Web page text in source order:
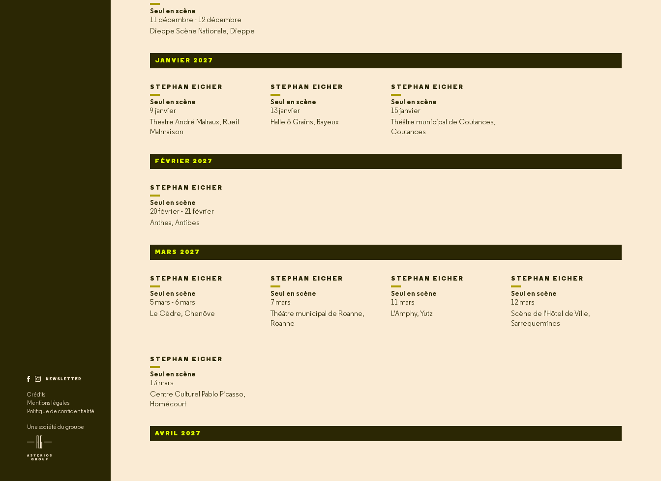
Seul en scène
11 décembre - 12 décembre
Dieppe Scène Nationale, Dieppe
JANVIER 2027
STEPHAN EICHER
Seul en scène
9 janvier
Theatre André Malraux, Rueil
Malmaison
STEPHAN EICHER
Seul en scène
13 janvier
Halle ô Grains, Bayeux
STEPHAN EICHER
Seul en scène
15 janvier
Théâtre municipal de Coutances,
Coutances
FÉVRIER 2027
STEPHAN EICHER
Seul en scène
20 février - 21 février
Anthea, Antibes
MARS 2027
STEPHAN EICHER
Seul en scène
5 mars - 6 mars
Le Cèdre, Chenôve
STEPHAN EICHER
Seul en scène
7 mars
Théâtre municipal de Roanne,
Roanne
STEPHAN EICHER
Seul en scène
11 mars
L'Amphy, Yutz
STEPHAN EICHER
Seul en scène
12 mars
Scène de l'Hôtel de Ville,
Sarreguemines
STEPHAN EICHER
Seul en scène
13 mars
Centre Culturel Pablo Picasso,
Homécourt
AVRIL 2027
NEWSLETTER
Crédits
Mentions légales
Politique de confidentialité
Une société du groupe